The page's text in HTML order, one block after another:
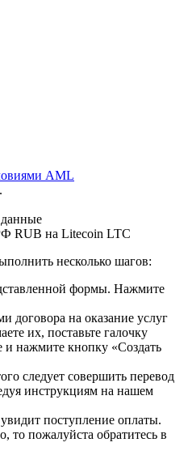
AML
RUB на Litecoin LTC
несколько шагов:
формы. Нажмите
договора на оказание услуг
их, поставьте галочку
и нажмите кнопку «Создать
следует совершить перевод
инструкциям на нашем
поступление оплаты.
то пожалуйста обратитесь в